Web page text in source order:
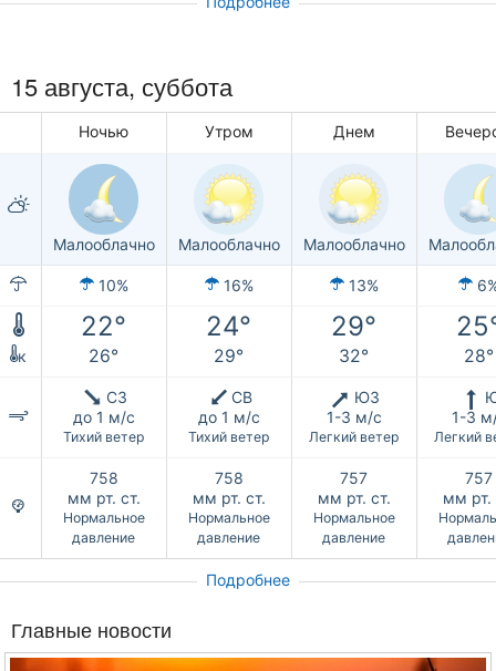
15 августа, суббота
Ночью Утром Днем
Малооблачно Малооблачно Малооблачно
10% 16% 13%
22° 24° 29°
к 26° 29° 32° 28°
СЗ
до 1 м/с
Тихий ветер
СВ
до 1 м/с
Тихий ветер
ЮЗ
1-3 м/с
Легкий ветер
1-3
Легкий
758
мм рт. ст.
Нормальное
давление
758
мм рт. ст.
Нормальное
давление
757
мм рт. ст.
Нормальное
давление
757
мм рт.
Подробнее
Главные новости